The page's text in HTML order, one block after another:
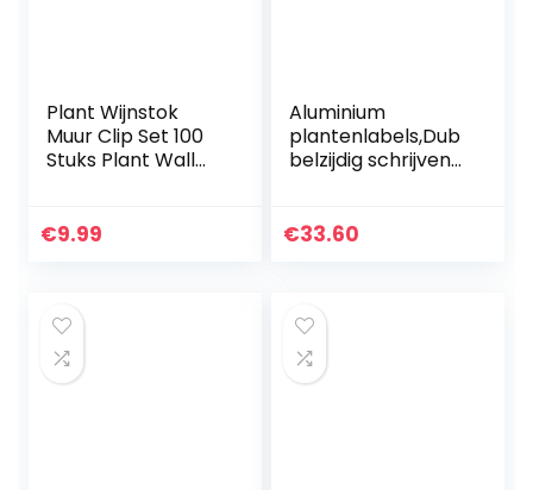
Plant Wijnstok
Muur Clip Set 100
Stuks Plant Wall
Klimplanten Clip
€9.99
Aluminium
plantenlabels,Dub
belzijdig schrijven
Boomlabels met
€33.60